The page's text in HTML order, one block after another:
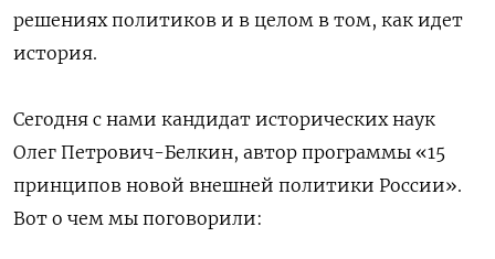
решениях политиков и в целом в том, как идет
история.
Сегодня с нами кандидат исторических наук
Олег Петрович-Белкин, автор программы «15
принципов новой внешней политики России».
Вот о чем мы поговорили: